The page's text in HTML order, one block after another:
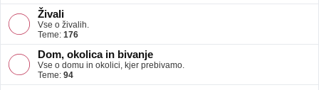
Živali
Vse o živalih.
Teme: 176
Dom, okolica in bivanje
Vse o domu in okolici, kjer prebivamo.
Teme: 94